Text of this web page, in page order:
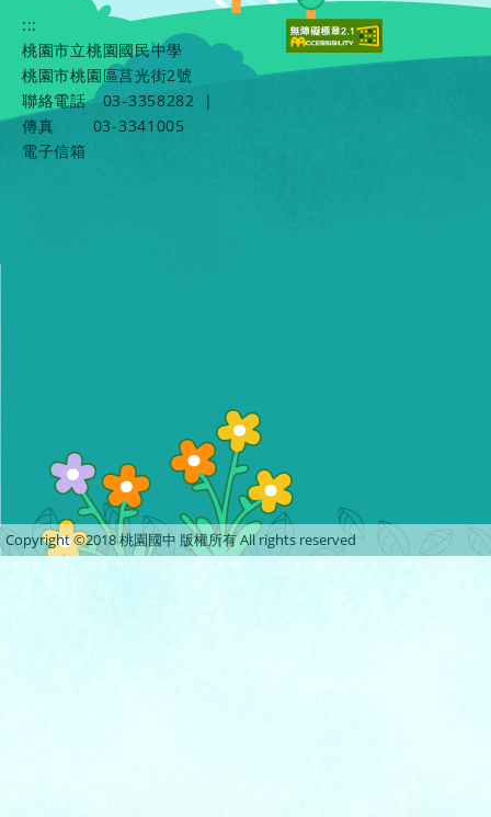
:::
桃園市立桃園國民中學
桃園市桃園區莒光街2號
聯絡電話
03-3358282
|
傳真
03-3341005
電子信箱
Copyright ©2018 桃園國中 版權所有 All rights reserved